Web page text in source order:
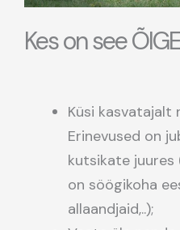
Kes on see
Küsi kasvatajalt
Erinevused on
kutsikate juures
on söögikoha
allaandjaid,..);